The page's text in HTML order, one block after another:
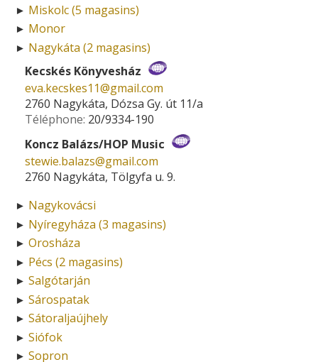
► Miskolc (5 magasins)
► Monor
► Nagykáta (2 magasins)
Kecskés Könyvesház
eva.kecskes11­@­gmail.com
2760 Nagykáta, Dózsa Gy. út 11/a
Téléphone: 20/9334-190
Koncz Balázs/HOP Music
stewie.balazs­@­gmail.com
2760 Nagykáta, Tölgyfa u. 9.
► Nagykovácsi
► Nyíregyháza (3 magasins)
► Orosháza
► Pécs (2 magasins)
► Salgótarján
► Sárospatak
► Sátoraljaújhely
► Siófok
► Sopron